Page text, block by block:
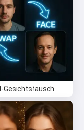
Gesichtstausch